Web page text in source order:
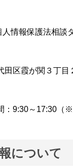
情報保護法相談
区霞が関３丁目
9:30～17:30（※
について